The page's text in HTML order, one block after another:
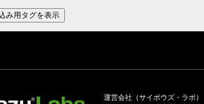
運営会社（サイボウズ・ラボ）